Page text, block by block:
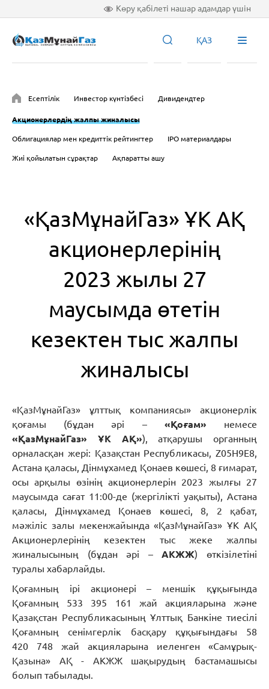
Көру қабілеті нашар адамдар үшін
ҚАЗ
Есептілік Инвестор күнтізбесі Дивидендтер
Акционерлердің жалпы жиналысы
Облигациялар мен кредиттік рейтингтер IPO материалдары
Жиі қойылатын сұрақтар Ақпаратты ашу
«ҚазМұнайГаз» ҰК АҚ
акционерлерінің
2023 жылы 27
маусымда өтетін
кезектен тыс жалпы
жиналысы
«ҚазМұнайГаз» ұлттық компаниясы» акционерлік
қоғамы (бұдан әрі – «Қоғам» немесе
«ҚазМұнайГаз» ҰК АҚ»), атқарушы органның
орналасқан жері: Қазақстан Республикасы, Z05H9E8,
Астана қаласы, Дінмұхамед Қонаев көшесі, 8 ғимарат,
осы арқылы өзінің акционерлерін 2023 жылғы 27
маусымда сағат 11:00-де (жергілікті уақыты), Астана
қаласы, Дінмұхамед Қонаев көшесі, 8, 2 қабат,
мәжіліс залы мекенжайында «ҚазМұнайГаз» ҰК АҚ
Акционерлерінің кезектен тыс жеке жалпы
жиналысының (бұдан әрі – АКЖЖ) өткізілетіні
туралы хабарлайды.
Қоғамның ірі акционері – меншік құқығында
Қоғамның 533 395 161 жай акцияларына және
Қазақстан Республикасының Ұлттық Банкіне тиесілі
Қоғамның сенімгерлік басқару құқығындағы 58
420 748 жай акцияларына иеленген «Самұрық-
Қазына» АҚ - АКЖЖ шақырудың бастамашысы
болып табылады.